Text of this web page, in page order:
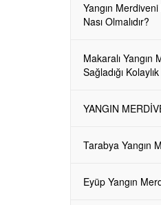
Yangın
Nası Olmalıdır?
Makaralı Yangın
Sağladığı Kolaylık
YANGIN
Tarabya Yangın
Eyüp Yangın